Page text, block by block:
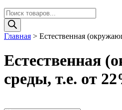
Поиск
товаров
Главная > Естественная
Естественная
среды, т.е. от